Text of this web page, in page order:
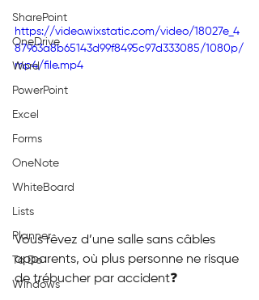
SharePoint
OneDrive
Word
PowerPoint
Excel
Forms
OneNote
WhiteBoard
Lists
Planner
To Do
Windows
https://video.wixstatic.com/video/18027e_4
87963a8b65143d99f8495c97d333085/1080p/
mp4/file.mp4
Vous rêvez d’une salle sans câbles
apparents, où plus personne ne risque
de trébucher par accident❓